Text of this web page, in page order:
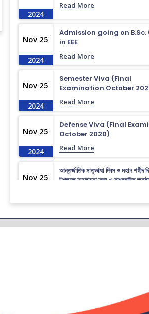
2024
Read More
Nov 25
2024
Admission going on B.Sc.
in EEE
Read More
Nov 25
2024
Semester Viva (Final
Examination October
Read More
Nov 25
2024
Defense Viva (Final
October 2020)
Read More
Nov 25
আন্তর্জাতিক মাতৃভাষা দিবস ও মহান শহীদ
উপলক্ষে আলোচনা সভা ও সাংস্কৃতিক
প্রতিযোগিতা-২০২৪ উপলক্ষে ইইই বিভাগের
কোরাল ইগার শিক্ষা বৃত্তিতে মনোনিত